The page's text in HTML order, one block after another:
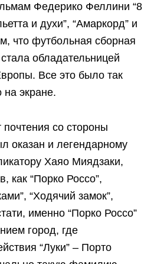
Федерико Феллини “8
и духи”, “Амаркорд” и
что футбольная сборная
обладательницей
Все это было так
на экране.
со стороны
оказан и легендарному
Хаяо Миядзаки,
как “Порко Россо”,
“Ходячий замок”,
именно “Порко Россо”
город, где
“Луки” – Порто